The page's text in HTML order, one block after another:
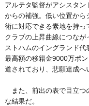
アルテタ監督がアシスタ
からの補強。低い位置か
術に対応できる素地を持っ
クラブの上昇曲線につなが
ストハムのイングランド
最高額の移籍金9000万ポ
道されており、悲願達成へ
また、前出の表で目立つ
な結果だ。